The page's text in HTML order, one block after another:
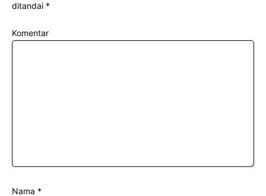
ditandai *
Komentar
Nama *